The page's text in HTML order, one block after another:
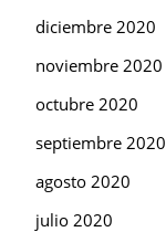
diciembre 2020
noviembre 2020
octubre 2020
septiembre 2020
agosto 2020
julio 2020